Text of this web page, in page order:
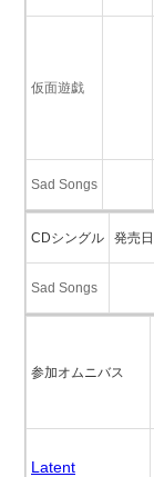
仮面遊戯
Sad Songs
CDシングル 発売日
Sad Songs
参加オムニバス
Latent